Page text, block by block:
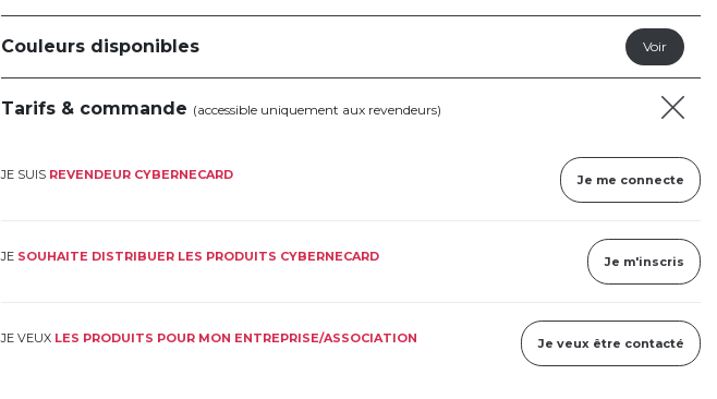
Couleurs disponibles
Tarifs & commande (accessible uniquement aux revendeurs)
JE SUIS REVENDEUR CYBERNECARD Je me connecte
JE SOUHAITE DISTRIBUER LES PRODUITS CYBERNECARD Je m'inscris
JE VEUX LES PRODUITS POUR MON ENTREPRISE/ASSOCIATION Je veux être contacté